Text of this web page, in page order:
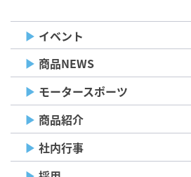
ビ
ゲ
ー
シ
ョ
ン
イベント
商品NEWS
モータースポーツ
商品紹介
社内行事